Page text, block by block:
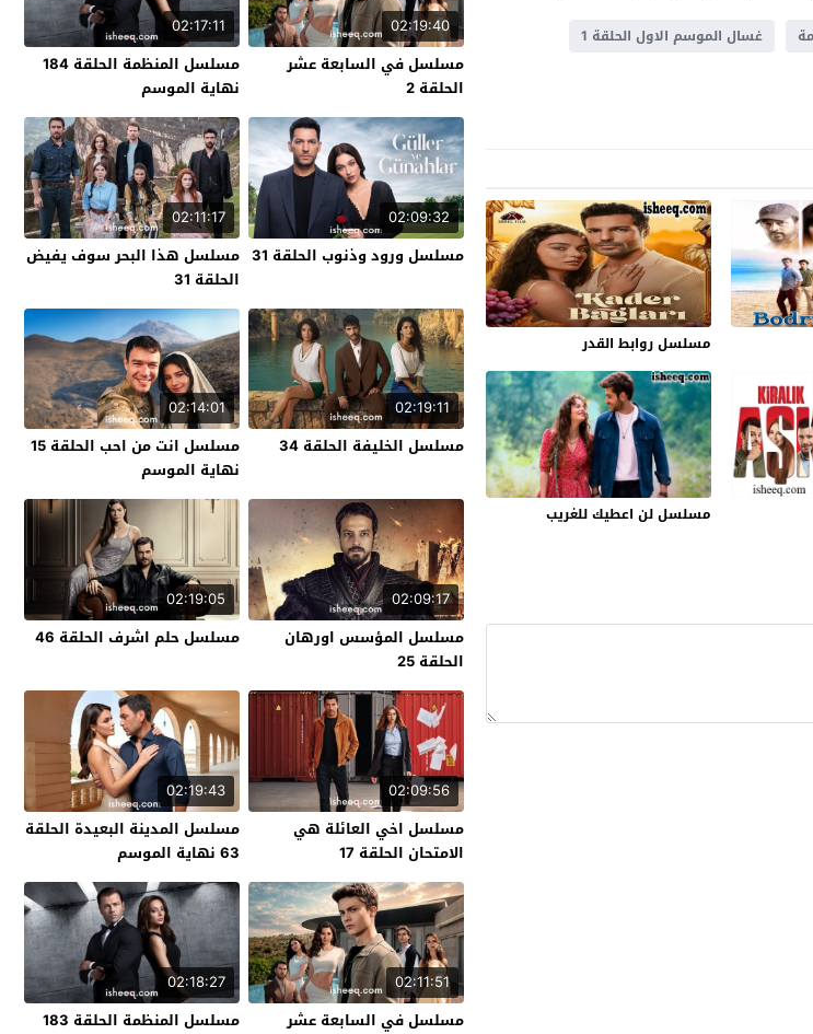
غسال الموسم الاول الحلقة 1
مسلسل روابط القدر
مسلسل لن اعطيك للغريب
02:19:40
مسلسل في السابعة عشر
الحلقة 2
02:17:11
مسلسل المنظمة الحلقة 184
نهاية الموسم
02:09:32
مسلسل ورود وذنوب الحلقة 31
02:11:17
مسلسل هذا البحر سوف يفيض
الحلقة 31
02:19:11
مسلسل الخليفة الحلقة 34
02:14:01
مسلسل انت من احب الحلقة 15
نهاية الموسم
02:09:17
مسلسل المؤسس اورهان
الحلقة 25
02:19:05
مسلسل حلم اشرف الحلقة 46
02:09:56
مسلسل اخي العائلة هي
الامتحان الحلقة 17
02:19:43
مسلسل المدينة البعيدة الحلقة
63 نهاية الموسم
02:11:51
مسلسل في السابعة عشر
02:18:27
مسلسل المنظمة الحلقة 183